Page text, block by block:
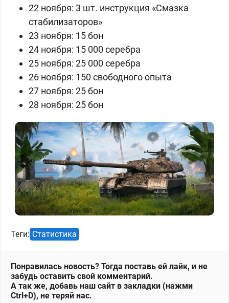
22 ноября: 3 шт. инструкция «Смазка
стабилизаторов»
23 ноября: 15 бон
24 ноября: 15 000 серебра
25 ноября: 25 000 серебра
26 ноября: 150 свободного опыта
27 ноября: 25 бон
28 ноября: 25 бон
Теги: Статистика
Понравилась новость? Тогда поставь ей лайк, и не
забудь оставить свой комментарий.
А так же, добавь наш сайт в закладки (нажми
Ctrl+D), не теряй нас.